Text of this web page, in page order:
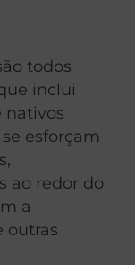
todos
inclui
nativos
esforçam
ao redor do
a
outras